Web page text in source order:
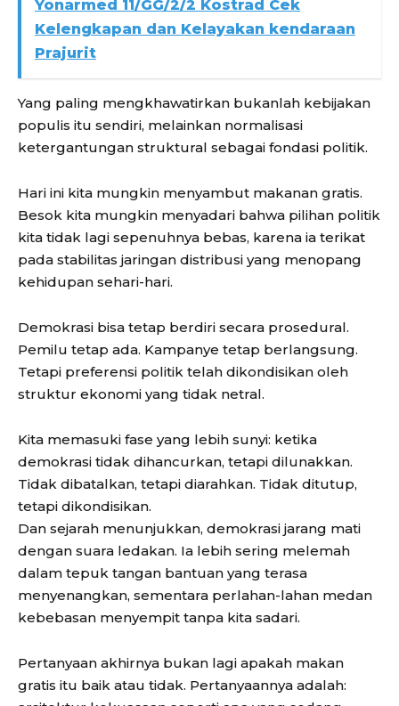
Yonarmed 11/GG/2/2 Kostrad Cek
Kelengkapan dan Kelayakan kendaraan
Prajurit
Yang paling mengkhawatirkan bukanlah kebijakan
populis itu sendiri, melainkan normalisasi
ketergantungan struktural sebagai fondasi politik.
Hari ini kita mungkin menyambut makanan gratis.
Besok kita mungkin menyadari bahwa pilihan politik
kita tidak lagi sepenuhnya bebas, karena ia terikat
pada stabilitas jaringan distribusi yang menopang
kehidupan sehari-hari.
Demokrasi bisa tetap berdiri secara prosedural.
Pemilu tetap ada. Kampanye tetap berlangsung.
Tetapi preferensi politik telah dikondisikan oleh
struktur ekonomi yang tidak netral.
Kita memasuki fase yang lebih sunyi: ketika
demokrasi tidak dihancurkan, tetapi dilunakkan.
Tidak dibatalkan, tetapi diarahkan. Tidak ditutup,
tetapi dikondisikan.
Dan sejarah menunjukkan, demokrasi jarang mati
dengan suara ledakan. Ia lebih sering melemah
dalam tepuk tangan bantuan yang terasa
menyenangkan, sementara perlahan-lahan medan
kebebasan menyempit tanpa kita sadari.
Pertanyaan akhirnya bukan lagi apakah makan
gratis itu baik atau tidak. Pertanyaannya adalah: